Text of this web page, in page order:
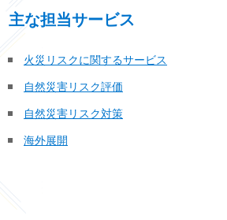
主な担当サービス
火災リスクに関するサービス
自然災害リスク評価
自然災害リスク対策
海外展開